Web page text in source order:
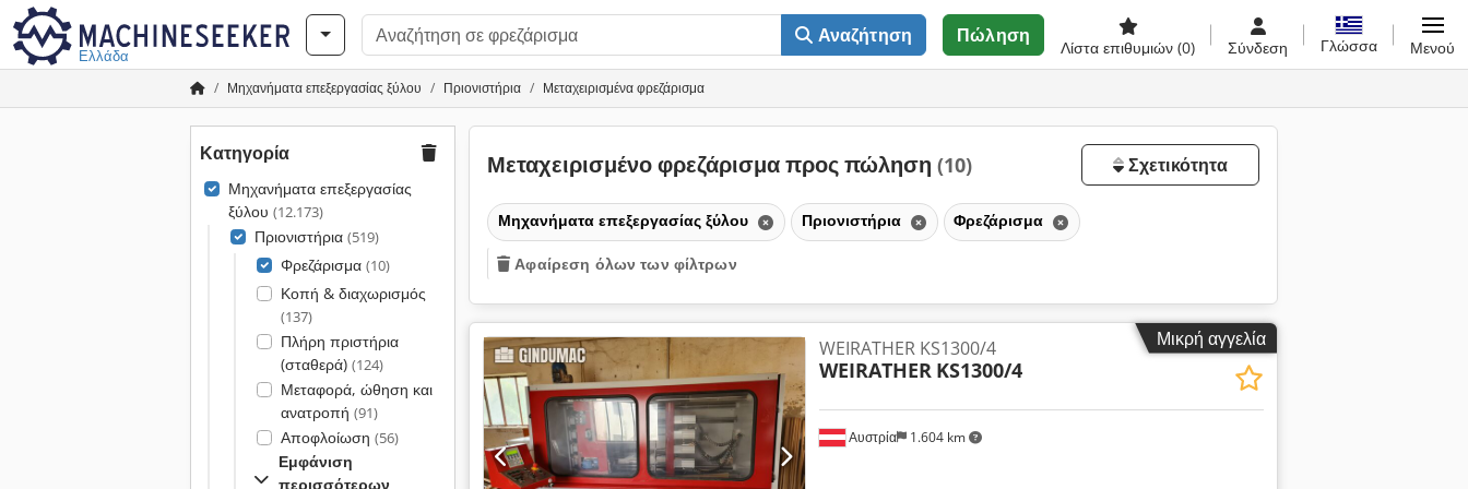
Ελλάδα
Αναζήτηση Πώληση
Λίστα επιθυμιών (0) Σύνδεση Γλώσσα Μενού
Μηχανήματα επεξεργασίας ξύλου Πριονιστήρια Μεταχειρισμένα φρεζάρισμα
Κατηγορία
Μηχανήματα επεξεργασίας
ξύλου (12.173)
Πριονιστήρια (519)
Φρεζάρισμα (10)
Κοπή & διαχωρισμός
(137)
Πλήρη πριστήρια
(σταθερά) (124)
Μεταφορά, ώθηση και
ανατροπή (91)
Αποφλοίωση (56)
Εμφάνιση
περισσότερων
Μεταχειρισμένο φρεζάρισμα προς πώληση (10) Σχετικότητα
Μηχανήματα επεξεργασίας ξύλου Πριονιστήρια Φρεζάρισμα
Αφαίρεση όλων των φίλτρων
Μικρή αγγελία
Αυστρία 1.604 km
WEIRATHER KS1300/4
WEIRATHER KS1300/4